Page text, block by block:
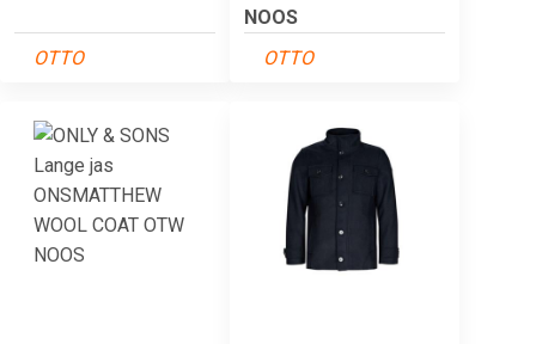
OTTO
NOOS
OTTO